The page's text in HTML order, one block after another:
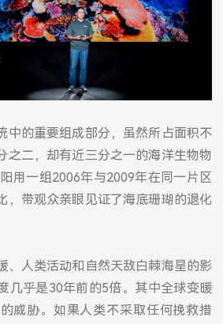
中的重要组成部分，虽然所占面积不
之二，却有近三分之一的海洋生物物
用一组2006年与2009年在同一片区
，带观众亲眼见证了海底珊瑚的退化
、人类活动和自然天敌白棘海星的影
几乎是30年前的5倍。其中全球变暖
威胁。如果人类不采取任何挽救措